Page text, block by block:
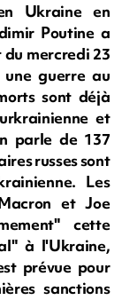
Ukraine en
Poutine a
mercredi 23
guerre au
sont déjà
et
parle de 137
russes sont
Les
et Joe
cette
à l'Ukraine,
prévue pour
sanctions